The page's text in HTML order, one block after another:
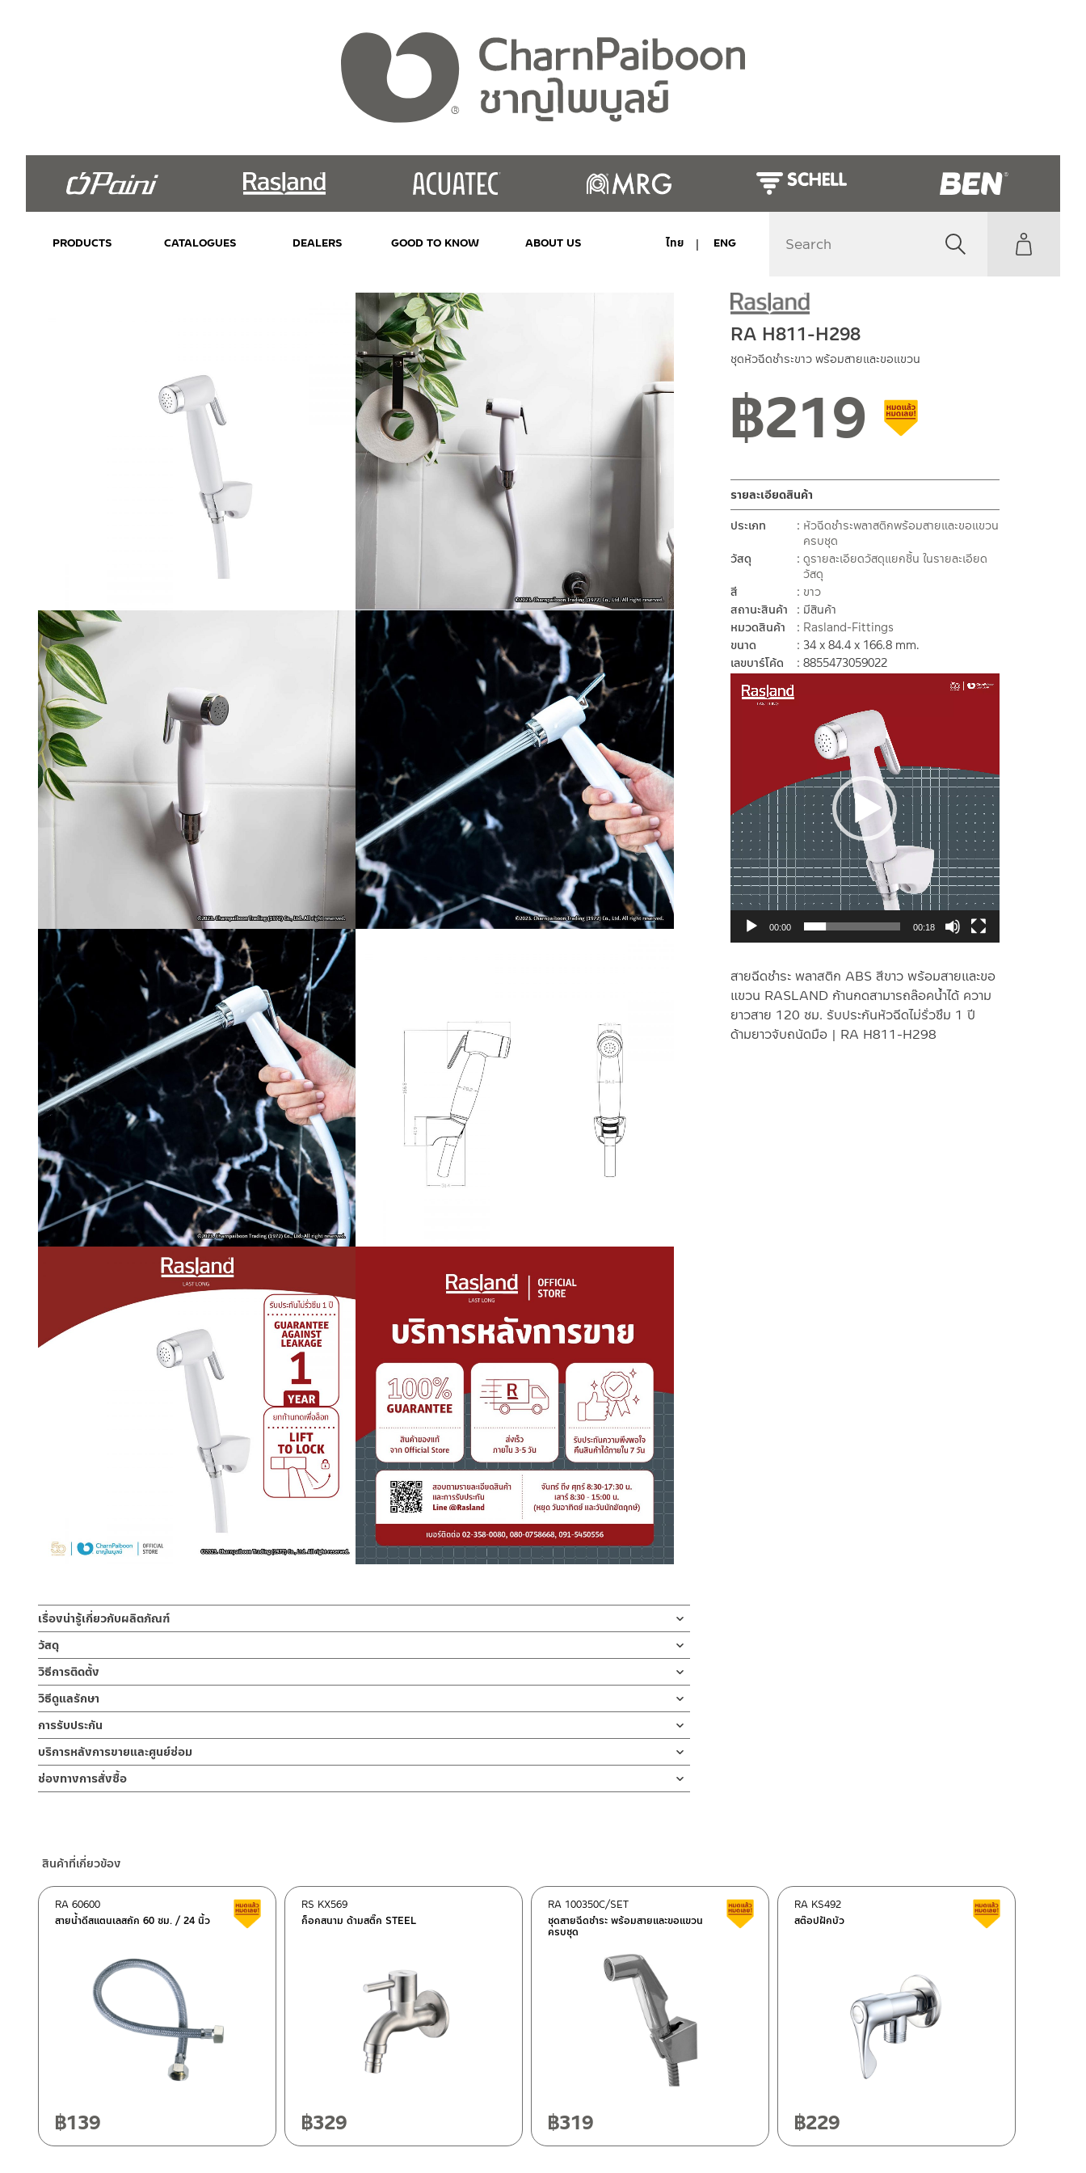
PRODUCTS CATALOGUES DEALERS GOOD TO KNOW ABOUT US ไทย ENG
RA H811-H298
ชุดหัวฉีดชำระขาว พร้อมสายและขอแขวน
฿219
สายฉีดชำระ พลาสติก ABS สีขาว พร้อมสายและขอ
แขวน RASLAND ก้านกดสามารถล๊อคน้ำได้ ความ
ยาวสาย 120 ซม. รับประกันหัวฉีดไม่รั่วซึม 1 ปี
ด้ามยาวจับถนัดมือ | RA H811-H298
รายละเอียดสินค้า
ประเภท
หัวฉีดชำระพลาสติกพร้อมสายและขอแขวน
ครบชุด
วัสดุ
ดูรายละเอียดวัสดุแยกชิ้น ในรายละเอียด
วัสดุ
สี
ขาว
สถานะสินค้า
มีสินค้า
หมวดสินค้า
Rasland-Fittings
ขนาด
34 x 84.4 x 166.8 mm.
เลขบาร์โค้ด
8855473059022
ตัว
เล่น
00:00 00:18
เรื่องน่ารู้เกี่ยวกับผลิตภัณฑ์
ชุดสายฉีดชำระ สเปรย์ฉีดชำระ ผลิตจาก ABS สีขาว หัวสเปรย์ออกแบบให้ก้านกดสามารถล๊อคน้ำได้ สายผลิตจากสแตนเลส ความยาว 120
ซม. มาพร้อมขอแขวนกำแพงสีขาว
สายฉีดชำระ หรือ ฝักบัวชำระ ก้านกดออกแบบให้สามารถล๊อคน้ำได้ สามารถกดล๊อคน้ำเพื่อล้างชำระพื้นหรือสิ่งอื่นๆ ที่สกปรกในห้องน้ำได้โดยไม่
ต้องใช้มือกดแช่ ใช้งานสะดวกขึ้น ด้ามจับแบบยาวพิเศษจับถนัดมือ ทำให้ไม่ต้องออกแรงมาก ทั้งชุดเป็นสีขาว โดยหัวฉีดรับประกัน 1 ปี ไม่รั่วซึม
วัสดุ
หัวฉีดชำระ
ผลิตจากพลาสติก ABS
สายฝักบัว
PVC สีขาว
ขอแขวน
ผลิตจาก ABS
วิธีการติดตั้ง
ข้อแนะนำในการติดตั้ง
สำหรับการติดตั้งใหม่ ให้ไล่ฝุ่น เศษทราย เศษท่อ ออกจากท่อน้ำก่อนติดตั้งสินค้า โดยปล่อยน้ำให้ไหลออกจากท่อนาน 1 นาที เพื่อให้แรงน้ำพัด
พาเศษละอองต่างๆ ออกจากท่อน้ำ มิเช่นนั้นสิ่งสกปรกจะเข้าไปภายในสินค้าและสร้างความเสียหายได้ หากตรวจพบเศษละอองต่างๆในสินค้า จะ
ไม่อยู่ในเงื่อนไขการรับประกัน
วิธีดูแลรักษา
คำแนะนำในการดูแลรักษาผลิตภัณฑ์
1. ไม่ทำสินค้าให้เกิดความเสียหายอื่น ๆ นอกจากการใช้งานปกติ เช่นไม่ทำตก ไม่งัดหรือโยกสินค้าแรงๆ
2. ทำความสะอาดสินค้าโดยการใช้ผ้านุ่มๆชุบน้ำหมาดๆแล้วเช็ดให้แห้ง
3. ห้ามใช้สารเคมีที่มีฤทธิ์เป็นกรด ในการทำความสะอาด เนื่องจากผิวของสินค้าจะเสียหายได้
4. ห้ามใช้แปรง วัสดุแข็ง หยาบ ห้ามใช้ฝอยขัดทำความสะอาด ขัดหรือถู บนตัวสินค้า ซึ่งจะสร้างความเสียหายให้เกิดขึ้นกับผิวของสินค้าได้
การรับประกัน
รับประกันหัวฉีดชำระ ไม่รั่วซึม 1 ปี
บริการหลังการขายและศูนย์ซ่อม
ช่องทางออนไลน์
– Email: contact@charnpaiboon.com
ศูนย์บริการและอะไหล่ กรุงเทพฯ
662/61-62 ถนน พระราม3 แขวงบางโพงพาง เขตยานนาวา กรุงเทพฯ 10120
โทร: 02-358-0080 / 080-075-8668 / 091-545-0556
เชียงใหม่
โทร: 080-075-2626
ช่องทางการสั่งซื้อ
– Shopee
–Lazada
– ซื้อสินค้าชิ้นนี้บน Shopee
<<
ซื้อสินค้าชิ้นนี้บน Lazada>>คลิกที่นี่
โทร: 02-285-5795
@charnpaiboon.sales
ติดต่อ ชาญไพบูลย์ / Contact Us
สินค้าที่เกี่ยวข้อง
สายน้ำดีสแตนเลสถัก 60 ซม. / 24 นิ้ว
RA 60600 สินค้าลดราคา เคลียร์สต็อก
฿139
ก็อกสนาม ด้ามสติ๊ก STEEL
RS KX569
฿329
ชุดสายฉีดชำระ พร้อมสายและขอแขวน
ครบชุด
RA 100350C/SET สินค้าลดราคา เคลียร์สต็อก
฿319
สต๊อปฝักบัว
RA KS492
฿229